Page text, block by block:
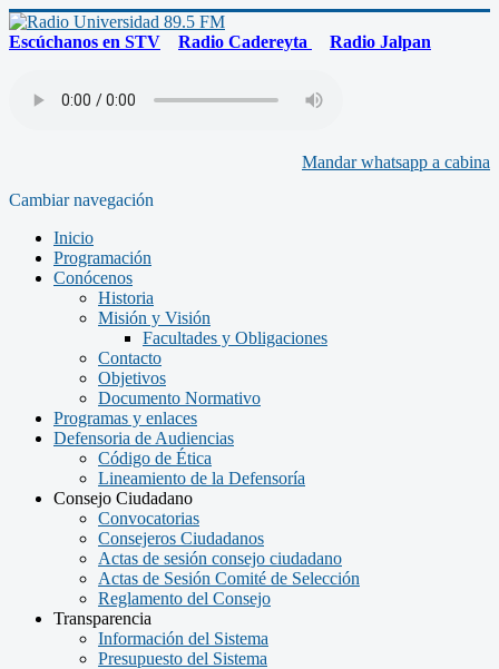
Escúchanos en STV Radio Cadereyta Radio Jalpan
Mandar whatsapp a cabina
Cambiar navegación
Inicio
Programación
Conócenos
Historia
Misión y Visión
Facultades y Obligaciones
Contacto
Objetivos
Documento Normativo
Programas y enlaces
Defensoria de Audiencias
Código de Ética
Lineamiento de la Defensoría
Consejo Ciudadano
Convocatorias
Consejeros Ciudadanos
Actas de sesión consejo ciudadano
Actas de Sesión Comité de Selección
Reglamento del Consejo
Transparencia
Información del Sistema
Presupuesto del Sistema